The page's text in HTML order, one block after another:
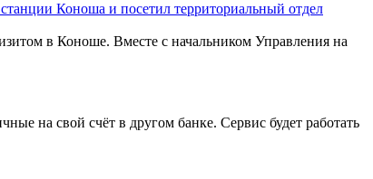
Коноша и посетил территориальный отдел
в Коноше. Вместе с начальником Управления на
на свой счёт в другом банке. Сервис будет работать